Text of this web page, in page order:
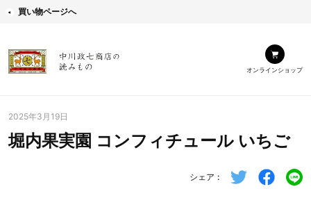
買い物ページへ
オンラインショップ
2025年3月19日
堀内果実園 コンフィチュール いちご
シェア